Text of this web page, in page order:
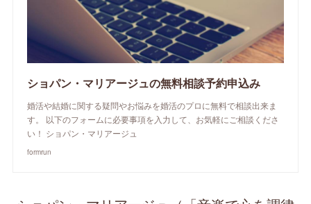
ショパン・マリアージュの無料相談予約申込み
婚活や結婚に関する疑問やお悩みを婚活のプロに無料で相談出来ま
す。 以下のフォームに必要事項を入力して、お気軽にご相談くださ
い！ ショパン・マリアージュ
formrun